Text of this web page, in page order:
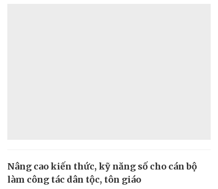
Nâng cao kiến thức, kỹ năng số cho cán bộ
làm công tác dân tộc, tôn giáo